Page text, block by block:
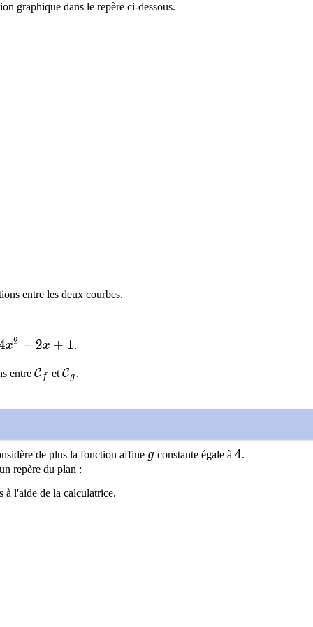
graphique dans le repère ci-dessous.
entre les deux courbes.
2x+1
x2 − 2x + 1.
entre \mathcal{C}_f
C f et\mathcal{C}_g
Cg .
de plus la fonction affine g
g constante égale à 4
4.
repère du plan :
à l'aide de la calculatrice.